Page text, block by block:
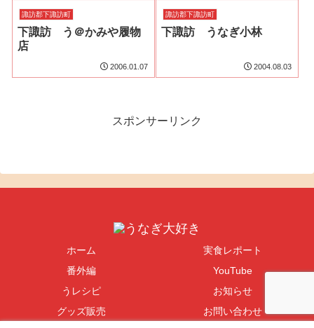
諏訪郡下諏訪町
下諏訪 う＠かみや履物
店
2006.01.07
諏訪郡下諏訪町
下諏訪 うなぎ小林
2004.08.03
スポンサーリンク
ホーム
実食レポート
番外編
YouTube
うレシピ
お知らせ
グッズ販売
お問い合わせ